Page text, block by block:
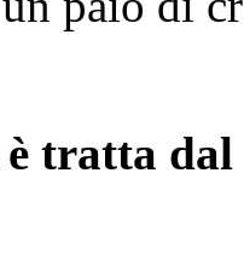
tratta